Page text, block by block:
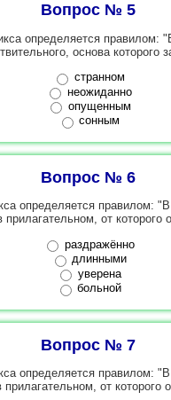
Вопрос № 5
определяется правилом:
основа которого
странном
неожиданно
опущенным
сонным
Вопрос № 6
определяется правилом:
прилагательном, от которого
раздражённо
длинными
уверена
больной
Вопрос № 7
определяется правилом:
от которого